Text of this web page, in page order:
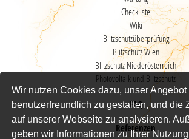
Wir nutzen Cookies dazu, unser Angebot
benutzerfreundlich zu gestalten, und die
auf unserer Webseite zu analysieren.
geben wir Informationen zu Ihrer Nutzung
Checkliste
Wiki
Blitzschutzüberprüfung
Blitzschutz Wien
Blitzschutz Niederösterreich
Photovoltaik und Blitzschutz
FAQ
Referenzen